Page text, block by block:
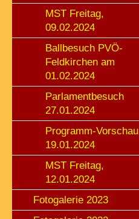
MST Freitag,
09.02.2024
Ballbesuch PVÖ-
Feldkirchen am
01.02.2024
Parlamentbesuch
27.01.2024
Programm-Vorschau
19.01.2024
MST Freitag,
12.01.2024
Fotogalerie 2023